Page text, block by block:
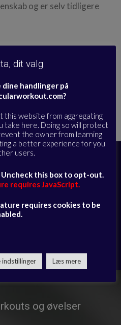
og er selv tidligere
>
Replay | 20-09-22
modtage daglige e-
udvalgte sessioner
HER
og øvelser
dit valg.
dine handlinger på
this website from aggregating
take here. Doing so will protect
the owner from learning
a better experience for you
users.
this box to opt-out.
requires JavaScript.
requires cookies to be
indstillinger Læs mere